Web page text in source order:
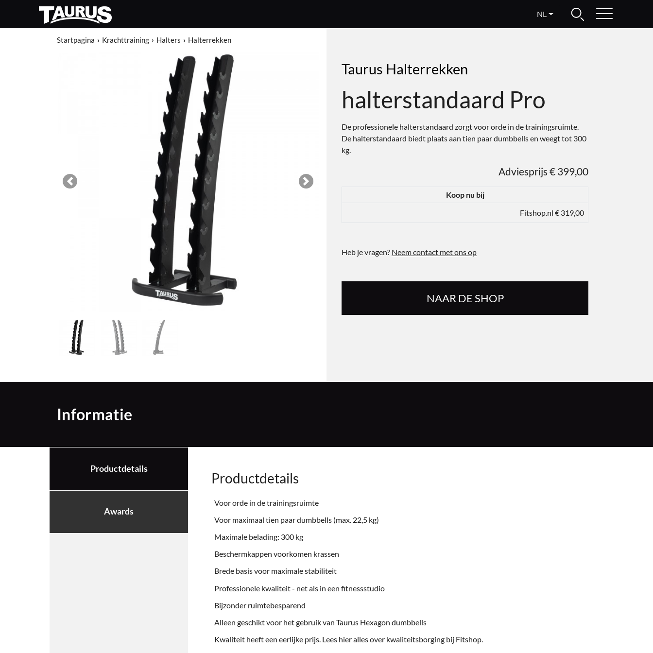
NL
Startpagina Krachttraining Halters Halterrekken
Previous Next
Taurus Halterrekken
halterstandaard Pro
De professionele halterstandaard zorgt voor orde in de trainingsruimte.
De halterstandaard biedt plaats aan tien paar dumbbells en weegt tot 300
kg.
Adviesprijs € 399,00
Koop nu bij
Fitshop.nl € 319,00
Heb je vragen? Neem contact met ons op
NAAR DE SHOP
Informatie
Productdetails
Awards
Productdetails
Voor orde in de trainingsruimte
Voor maximaal tien paar dumbbells (max. 22,5 kg)
Maximale belading: 300 kg
Beschermkappen voorkomen krassen
Brede basis voor maximale stabiliteit
Professionele kwaliteit - net als in een fitnessstudio
Bijzonder ruimtebesparend
Alleen geschikt voor het gebruik van Taurus Hexagon dumbbells
Kwaliteit heeft een eerlijke prijs. Lees hier alles over kwaliteitsborging bij Fitshop.